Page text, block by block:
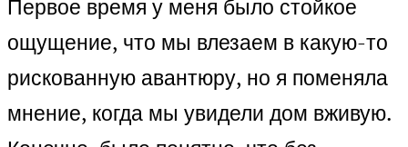
Первое время у меня было стойкое
ощущение, что мы влезаем в какую-то
рискованную авантюру, но я поменяла
мнение, когда мы увидели дом вживую.